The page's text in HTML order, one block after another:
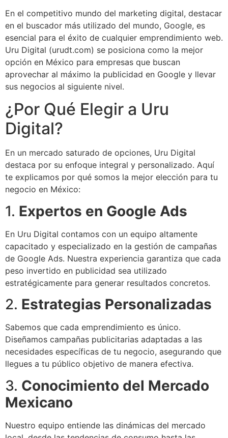
En el competitivo mundo del marketing digital, destacar
en el buscador más utilizado del mundo, Google, es
esencial para el éxito de cualquier emprendimiento web.
Uru Digital (urudt.com) se posiciona como la mejor
opción en México para empresas que buscan
aprovechar al máximo la publicidad en Google y llevar
sus negocios al siguiente nivel.
¿Por Qué Elegir a Uru
Digital?
En un mercado saturado de opciones, Uru Digital
destaca por su enfoque integral y personalizado. Aquí
te explicamos por qué somos la mejor elección para tu
negocio en México:
1. Expertos en Google Ads
En Uru Digital contamos con un equipo altamente
capacitado y especializado en la gestión de campañas
de Google Ads. Nuestra experiencia garantiza que cada
peso invertido en publicidad sea utilizado
estratégicamente para generar resultados concretos.
2. Estrategias Personalizadas
Sabemos que cada emprendimiento es único.
Diseñamos campañas publicitarias adaptadas a las
necesidades específicas de tu negocio, asegurando que
llegues a tu público objetivo de manera efectiva.
3. Conocimiento del Mercado
Mexicano
Nuestro equipo entiende las dinámicas del mercado